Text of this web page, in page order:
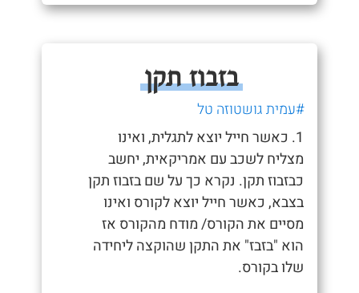
בזבוז תקן
#עמית גושטוזה טל
1. כאשר חייל יוצא לתגלית, ואינו
מצליח לשכב עם אמריקאית, יחשב
כבזבוז תקן. נקרא כך על שם בזבוז תקן
בצבא, כאשר חייל יוצא לקורס ואינו
מסיים את הקורס/ מודח מהקורס אז
הוא "בזבז" את התקן שהוקצה ליחידה
שלו בקורס.